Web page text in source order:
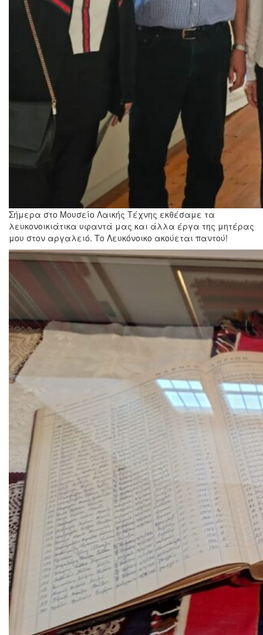
Σήμερα στο Μουσείο Λαικής Τέχνης εκθέσαμε τα
λευκονοικιάτικα υφαντά μας και άλλα έργα της μητέρας
μου στον αργαλειό. Το Λευκόνοικο ακούεται παντού!